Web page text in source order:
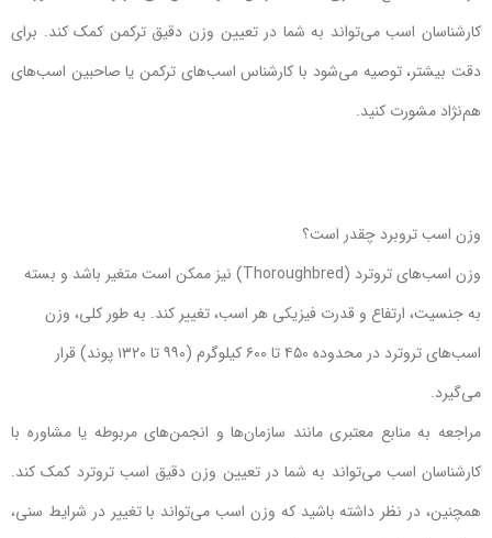
کارشناسان اسب می‌تواند به شما در تعیین وزن دقیق ترکمن کمک کند. برای
دقت بیشتر، توصیه می‌شود با کارشناس اسب‌های ترکمن یا صاحبین اسب‌های
هم‌نژاد مشورت کنید.
وزن اسب تروبرد چقدر است؟
وزن اسب‌های تروترد (Thoroughbred) نیز ممکن است متغیر باشد و بسته
به جنسیت، ارتفاع و قدرت فیزیکی هر اسب، تغییر کند. به طور کلی، وزن
اسب‌های تروترد در محدوده ۴۵۰ تا ۶۰۰ کیلوگرم (۹۹۰ تا ۱۳۲۰ پوند) قرار
می‌گیرد.
مراجعه به منابع معتبری مانند سازمان‌ها و انجمن‌های مربوطه یا مشاوره با
کارشناسان اسب می‌تواند به شما در تعیین وزن دقیق اسب تروترد کمک کند.
همچنین، در نظر داشته باشید که وزن اسب می‌تواند با تغییر در شرایط سنی،